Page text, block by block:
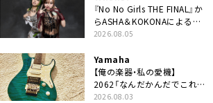
『No No Girls THE FINAL』か
らASHA＆KOKONAによるユ
ニット・TAKARAがデビュー
2026.08.05
Yamaha
【俺の楽器・私の愛機】
2062「なんだかんだでこれが
1番」
2026.08.03